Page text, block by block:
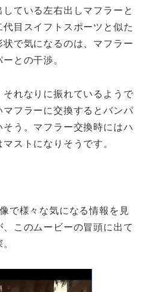
ている左右出しマフラーと
目スイフトスポーツと似た
で気になるのは、マフラー
との干渉。
れなりに振れているようで
フラーに交換するとバンパ
う。マフラー交換時にはハ
ストになりそうです。
で様々な気になる情報を見
このムービーの冒頭に出て